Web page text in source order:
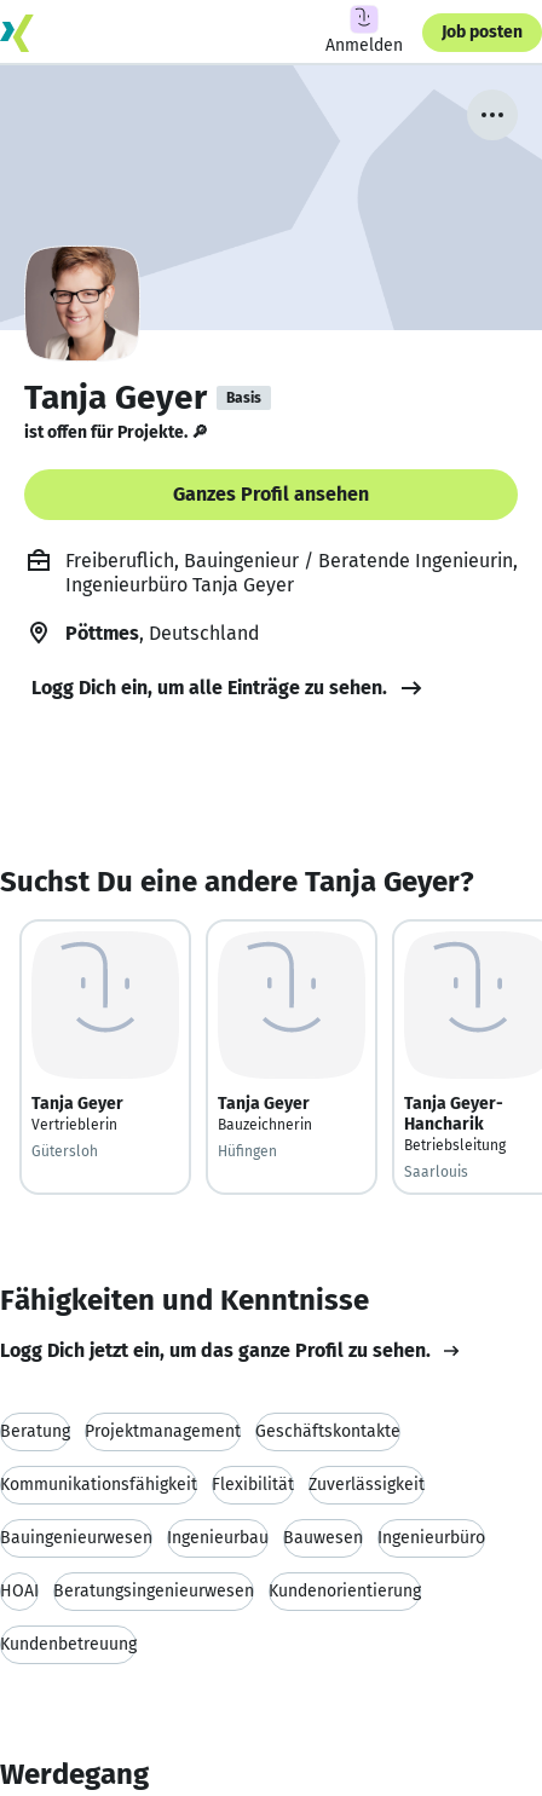
Anmelden
Job posten
Tanja Geyer Basis
ist offen für Projekte. 🔎
Ganzes Profil ansehen
Freiberuflich, Bauingenieur / Beratende Ingenieurin,
Ingenieurbüro Tanja Geyer
Pöttmes, Deutschland
Logg Dich ein, um alle Einträge zu sehen.
Suchst Du eine andere Tanja Geyer?
Tanja Geyer
Vertrieblerin
Gütersloh
Tanja Geyer
Bauzeichnerin
Hüfingen
Tanja Geyer-
Hancharik
Betriebsleitung
Saarlouis
Fähigkeiten und Kenntnisse
Logg Dich jetzt ein, um das ganze Profil zu sehen.
Beratung Projektmanagement Geschäftskontakte
Kommunikationsfähigkeit Flexibilität Zuverlässigkeit
Bauingenieurwesen Ingenieurbau Bauwesen Ingenieurbüro
HOAI Beratungsingenieurwesen Kundenorientierung
Kundenbetreuung
Werdegang